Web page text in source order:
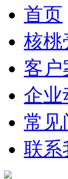
首页
核桃
客户
企业
常见
联系